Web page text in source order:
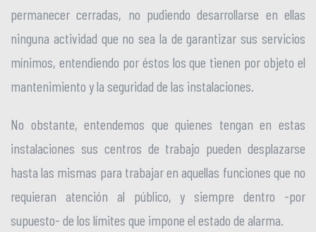
permanecer cerradas, no pudiendo desarrollarse en ellas
ninguna actividad que no sea la de garantizar sus servicios
mínimos, entendiendo por éstos los que tienen por objeto el
mantenimiento y la seguridad de las instalaciones.
No obstante, entendemos que quienes tengan en estas
instalaciones sus centros de trabajo pueden desplazarse
hasta las mismas para trabajar en aquellas funciones que no
requieran atención al público, y siempre dentro -por
supuesto- de los límites que impone el estado de alarma.